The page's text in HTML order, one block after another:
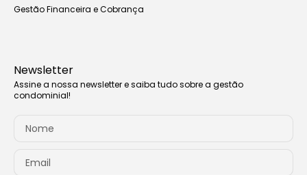
Gestão Financeira e Cobrança
Newsletter
Assine a nossa newsletter e saiba tudo sobre a gestão
condominial!